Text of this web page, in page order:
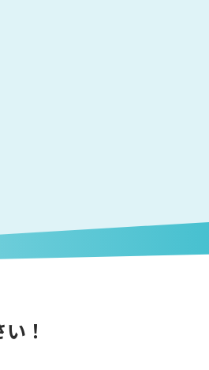
！